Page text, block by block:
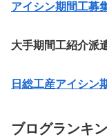
アイシン期間工募
大手期間工紹介派
日総工産アイシン
ブログランキ